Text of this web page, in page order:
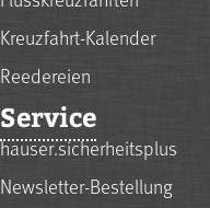
Kreuzfahrt-Kalender
Reedereien
Service
hauser.sicherheitsplus
Newsletter-Bestellung